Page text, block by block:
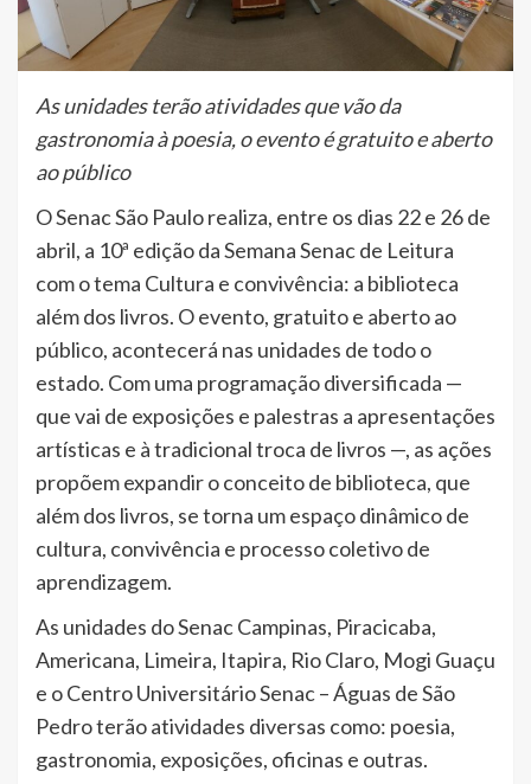
As unidades terão atividades que vão da
gastronomia à poesia, o evento é gratuito e aberto
ao público
O Senac São Paulo realiza, entre os dias 22 e 26 de
abril, a 10ª edição da Semana Senac de Leitura
com o tema Cultura e convivência: a biblioteca
além dos livros. O evento, gratuito e aberto ao
público, acontecerá nas unidades de todo o
estado. Com uma programação diversificada —
que vai de exposições e palestras a apresentações
artísticas e à tradicional troca de livros —, as ações
propõem expandir o conceito de biblioteca, que
além dos livros, se torna um espaço dinâmico de
cultura, convivência e processo coletivo de
aprendizagem.
As unidades do Senac Campinas, Piracicaba,
Americana, Limeira, Itapira, Rio Claro, Mogi Guaçu
e o Centro Universitário Senac – Águas de São
Pedro terão atividades diversas como: poesia,
gastronomia, exposições, oficinas e outras.